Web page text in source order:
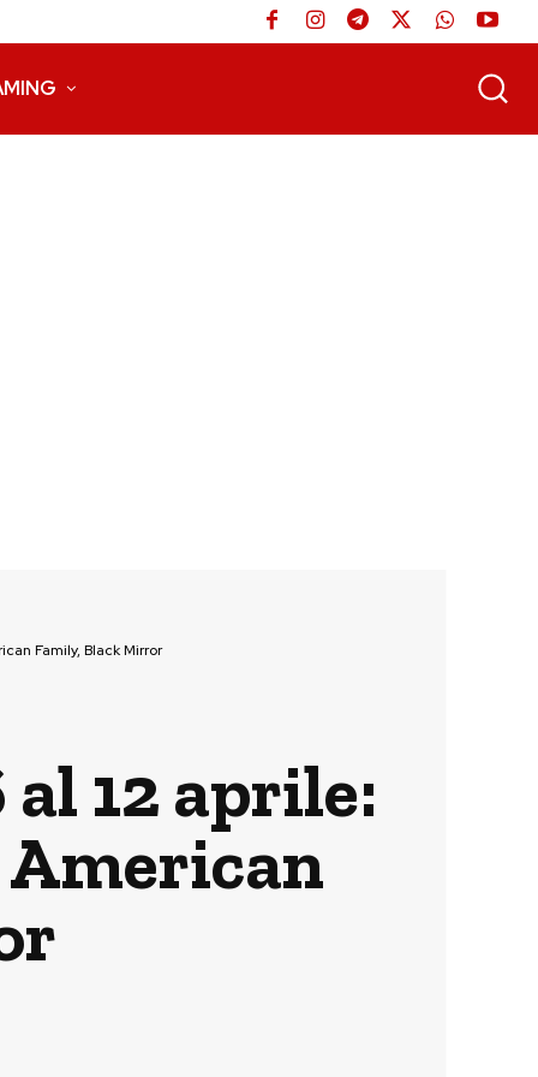
Family, Black Mirror
12 aprile:
American